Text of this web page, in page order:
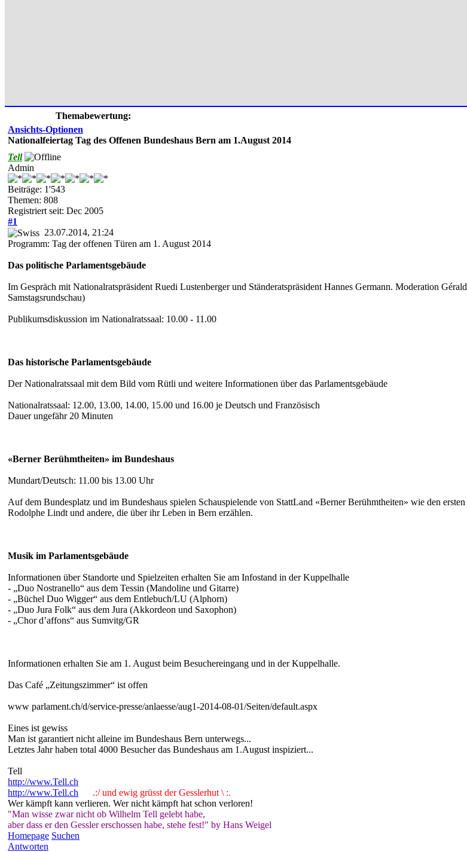
Themabewertung:
Ansichts-Optionen
Nationalfeiertag Tag des Offenen Bundeshaus Bern am 1.August 2014
Tell
Admin
Beiträge: 1'543
Themen: 808
Registriert seit: Dec 2005
#1
23.07.2014, 21:24
Programm: Tag der offenen Türen am 1. August 2014
Das politische Parlamentsgebäude
Im Gespräch mit Nationalratspräsident Ruedi Lustenberger und Ständeratspräsident Hannes Germann. Moderation
Samstagsrundschau)
Publikumsdiskussion im Nationalratssaal: 10.00 - 11.00
Das historische Parlamentsgebäude
Der Nationalratssaal mit dem Bild vom Rütli und weitere Informationen über das Parlamentsgebäude
Nationalratssaal: 12.00, 13.00, 14.00, 15.00 und 16.00 je Deutsch und Französisch
Dauer ungefähr 20 Minuten
«Berner Berühmtheiten» im Bundeshaus
Mundart/Deutsch: 11.00 bis 13.00 Uhr
Auf dem Bundesplatz und im Bundeshaus spielen Schauspielende von StattLand «Berner Berühmtheiten» wie den
Rodolphe Lindt und andere, die über ihr Leben in Bern erzählen.
Musik im Parlamentsgebäude
Informationen über Standorte und Spielzeiten erhalten Sie am Infostand in der Kuppelhalle
- „Duo Nostranello“ aus dem Tessin (Mandoline und Gitarre)
- „Büchel Duo Wigger“ aus dem Entlebuch/LU (Alphorn)
- „Duo Jura Folk“ aus dem Jura (Akkordeon und Saxophon)
- „Chor d’affons“ aus Sumvitg/GR
Informationen erhalten Sie am 1. August beim Besuchereingang und in der Kuppelhalle.
Das Café „Zeitungszimmer“ ist offen
www parlament.ch/d/service-presse/anlaesse/aug1-2014-08-01/Seiten/default.aspx
Eines ist gewiss
Man ist garantiert nicht alleine im Bundeshaus Bern unterwegs...
Letztes Jahr haben total 4000 Besucher das Bundeshaus am 1.August inspiziert...
Tell
http://www.Tell.ch
http://www.Tell.ch
.:/ und ewig grüsst der Gesslerhut \ :.
Wer kämpft kann verlieren. Wer nicht kämpft hat schon verloren!
"Man wisse zwar nicht ob Wilhelm Tell gelebt habe,
aber dass er den Gessler erschossen habe, stehe fest!" by Hans Weigel
Homepage Suchen
Antworten